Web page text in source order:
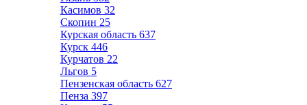
Касимов 32
Скопин 25
Курская область 637
Курск 446
Курчатов 22
Льгов 5
Пензенская область 627
Пенза 397